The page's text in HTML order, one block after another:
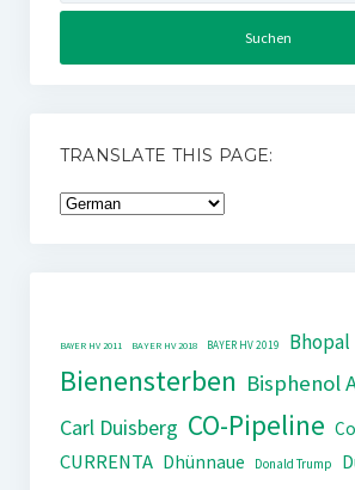
TRANSLATE THIS PAGE:
BAYER HV 2011 BAYER HV 2018 BAYER HV 2019 Bhopal
Bienensterben Bisphenol
Carl Duisberg CO-Pipeline
CURRENTA Dhünnaue Donald Trump